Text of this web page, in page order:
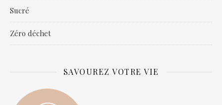
Sucré
Zéro déchet
SAVOUREZ VOTRE VIE